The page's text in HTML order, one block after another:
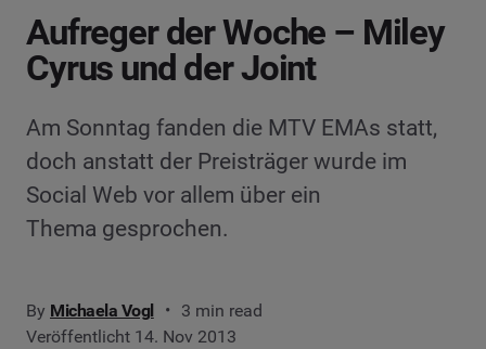
Aufreger der Woche – Miley
Cyrus und der Joint
Am Sonntag fanden die MTV EMAs statt,
doch anstatt der Preisträger wurde im
Social Web vor allem über ein
Thema gesprochen.
By Michaela Vogl
3 min read
Veröffentlicht 14. Nov 2013